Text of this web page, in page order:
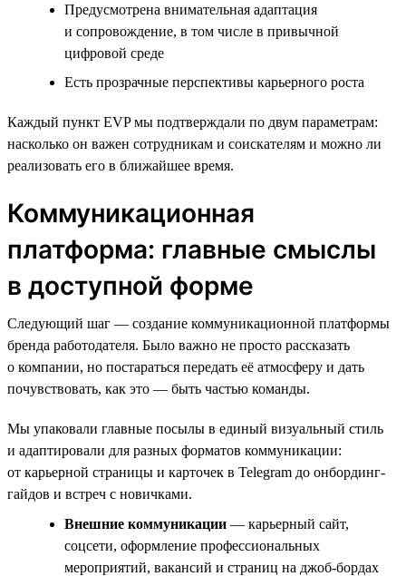
Предусмотрена внимательная адаптация
и сопровождение, в том числе в привычной
цифровой среде
Есть прозрачные перспективы карьерного роста
Каждый пункт EVP мы подтверждали по двум параметрам:
насколько он важен сотрудникам и соискателям и можно ли
реализовать его в ближайшее время.
Коммуникационная
платформа: главные смыслы
в доступной форме
Следующий шаг — создание коммуникационной платформы
бренда работодателя. Было важно не просто рассказать
о компании, но постараться передать её атмосферу и дать
почувствовать, как это — быть частью команды.
Мы упаковали главные посылы в единый визуальный стиль
и адаптировали для разных форматов коммуникации:
от карьерной страницы и карточек в Telegram до онбординг-
гайдов и встреч с новичками.
Внешние коммуникации — карьерный сайт,
соцсети, оформление профессиональных
мероприятий, вакансий и страниц на джоб-бордах